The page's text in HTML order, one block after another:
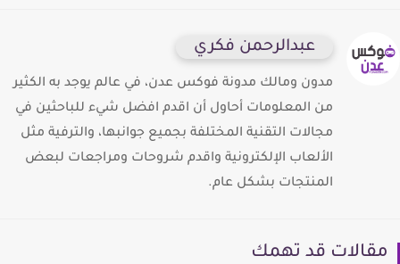
عبدالرحمن فكري
مدون ومالك مدونة فوكس عدن، في عالم يوجد به الكثير
من المعلومات أحاول أن اقدم افضل شيء للباحثين في
مجالات التقنية المختلفة بجميع جوانبها، والترفية مثل
الألعاب الإلكترونية واقدم شروحات ومراجعات لبعض
المنتجات بشكل عام.
قد تهمك